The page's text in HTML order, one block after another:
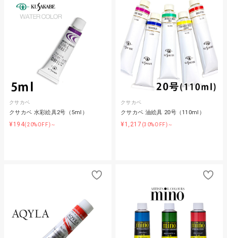
クサカベ
クサカベ 水彩絵具2号（5ml）
¥194(20%OFF)～
クサカベ
クサカベ 油絵具 20号（110ml）
¥1,217 (30%OFF)～